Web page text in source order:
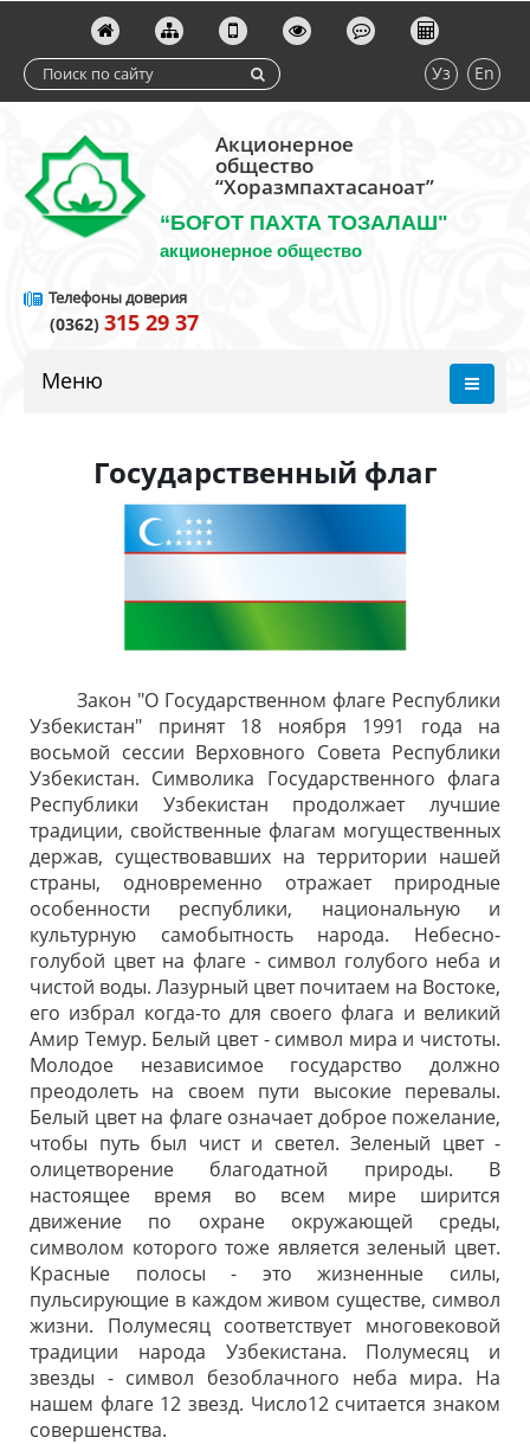
Уз En
Акционерное
общество
“Хоразмпахтасаноат”
“БОҒОТ ПАХТА ТОЗАЛАШ"
акционерное общество
Телефоны доверия
(0362) 315 29 37
Меню
Государственный флаг
Закон "О Государственном флаге Республики
Узбекистан" принят 18 ноября 1991 года на
восьмой сессии Верховного Совета Республики
Узбекистан. Символика Государственного флага
Республики Узбекистан продолжает лучшие
традиции, свойственные флагам могущественных
держав, существовавших на территории нашей
страны, одновременно отражает природные
особенности республики, национальную и
культурную самобытность народа. Небесно-
голубой цвет на флаге - символ голубого неба и
чистой воды. Лазурный цвет почитаем на Востоке,
его избрал когда-то для своего флага и великий
Амир Темур. Белый цвет - символ мира и чистоты.
Молодое независимое государство должно
преодолеть на своем пути высокие перевалы.
Белый цвет на флаге означает доброе пожелание,
чтобы путь был чист и светел. Зеленый цвет -
олицетворение благодатной природы. В
настоящее время во всем мире ширится
движение по охране окружающей среды,
символом которого тоже является зеленый цвет.
Красные полосы - это жизненные силы,
пульсирующие в каждом живом существе, символ
жизни. Полумесяц соответствует многовековой
традиции народа Узбекистана. Полумесяц и
звезды - символ безоблачного неба мира. На
нашем флаге 12 звезд. Число12 считается знаком
совершенства.